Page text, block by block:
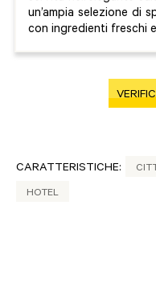
un’ampia selezione di
con ingredienti freschi
CARATTERISTICHE:
HOTEL